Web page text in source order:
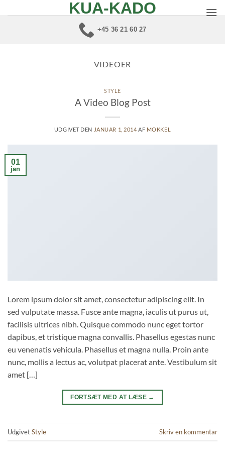
KUA-KADO
+45 36 21 60 27
VIDEOER
STYLE
A Video Blog Post
UDGIVET DEN JANUAR 1, 2014 AF MOKKEL
01
jan
Lorem ipsum dolor sit amet, consectetur adipiscing elit. In
sed vulputate massa. Fusce ante magna, iaculis ut purus ut,
facilisis ultrices nibh. Quisque commodo nunc eget tortor
dapibus, et tristique magna convallis. Phasellus egestas nunc
eu venenatis vehicula. Phasellus et magna nulla. Proin ante
nunc, mollis a lectus ac, volutpat placerat ante. Vestibulum sit
amet […]
FORTSÆT MED AT LÆSE →
UdgivetStyle Skriv en kommentar